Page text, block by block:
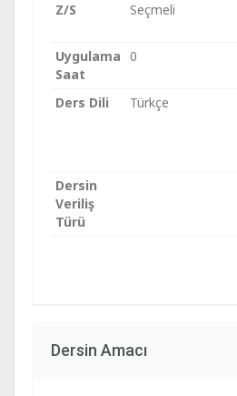
Z/S
Seçmeli
Uygulama
Saat
0
Ders Dili Türkçe
Dersin
Veriliş
Türü
Dersin Amacı